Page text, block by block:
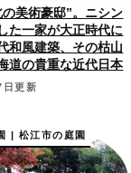
の美術豪邸”。ニシン
た一家が大正時代に
和風建築、その枯山
道の貴重な近代日本
有形文化財。
更新
| 松江市の庭園